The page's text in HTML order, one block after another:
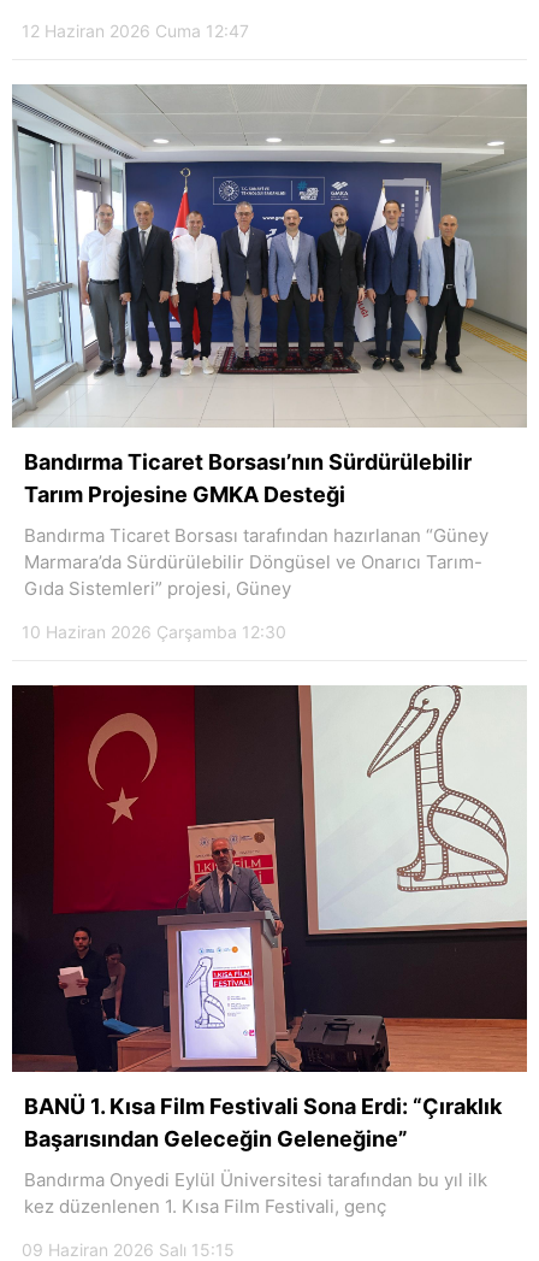
12 Haziran 2026 Cuma 12:47
Bandırma Ticaret Borsası’nın Sürdürülebilir
Tarım Projesine GMKA Desteği
Bandırma Ticaret Borsası tarafından hazırlanan “Güney
Marmara’da Sürdürülebilir Döngüsel ve Onarıcı Tarım-
Gıda Sistemleri” projesi, Güney
10 Haziran 2026 Çarşamba 12:30
BANÜ 1. Kısa Film Festivali Sona Erdi: “Çıraklık
Başarısından Geleceğin Geleneğine”
Bandırma Onyedi Eylül Üniversitesi tarafından bu yıl ilk
kez düzenlenen 1. Kısa Film Festivali, genç
09 Haziran 2026 Salı 15:15